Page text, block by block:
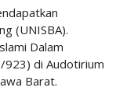
(UNISBA).
Dalam
923) di Audotirium
Barat.